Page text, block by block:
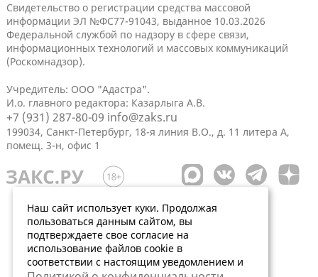
Свидетельство о регистрации средства массовой
информации ЭЛ №ФС77-91043, выданное 10.03.2026
Федеральной службой по надзору в сфере связи,
информационных технологий и массовых коммуникаций
(Роскомнадзор).
Учредитель: ООО "Адастра".
И.о. главного редактора: Казарлыга А.В.
+7 (931) 287-80-09 info@zaks.ru
199034, Санкт-Петербург, 18-я линия В.О., д. 11 литера А,
помещ. 3-н, офис 1
Наш сайт использует куки. Продолжая
пользоваться данным сайтом, вы
подтверждаете свое согласие на
использование файлов cookie в
соответствии с настоящим уведомлением и